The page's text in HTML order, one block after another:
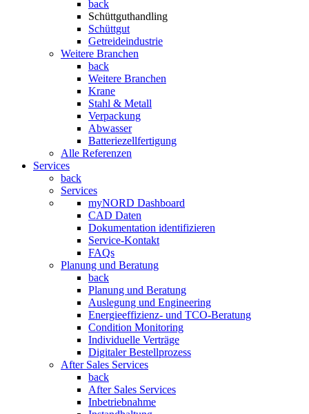
back
Schüttguthandling
Schüttgut
Getreideindustrie
Weitere Branchen
back
Weitere Branchen
Krane
Stahl & Metall
Verpackung
Abwasser
Batteriezellfertigung
Alle Referenzen
Services
back
Services
myNORD Dashboard
CAD Daten
Dokumentation identifizieren
Service-Kontakt
FAQs
Planung und Beratung
back
Planung und Beratung
Auslegung und Engineering
Energieeffizienz- und TCO-Beratung
Condition Monitoring
Individuelle Verträge
Digitaler Bestellprozess
After Sales Services
back
After Sales Services
Inbetriebnahme